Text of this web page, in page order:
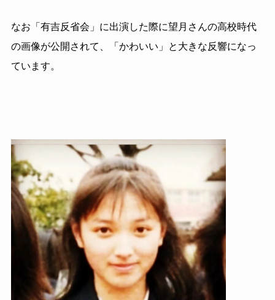
なお「有吉反省会」に出演した際に望月さんの高校時代
の画像が公開されて、「かわいい」と大きな反響になっ
ています。